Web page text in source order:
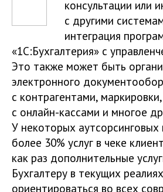
консультации или
с другими
интеграция
«1С:Бухгалтерия» с
Это также может быть
электронного
с контрагентами,
с онлайн-кассами и многое
У некоторых аутсорсинговых
более 30% услуг в чеке
как раз дополнительные
Бухгалтеру в текущих
ориентироваться во всех